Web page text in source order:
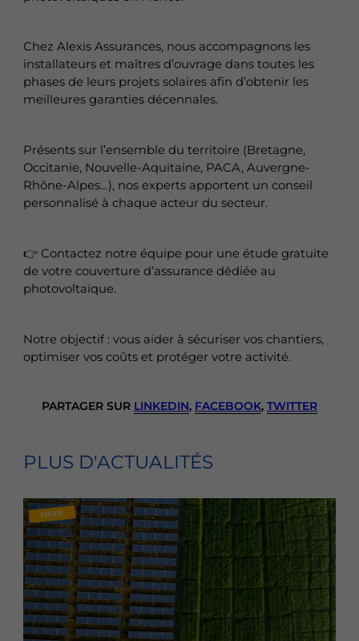
Chez Alexis Assurances, nous accompagnons les
installateurs et maîtres d’ouvrage dans toutes les
phases de leurs projets solaires afin d’obtenir les
meilleures garanties décennales.
Présents sur l’ensemble du territoire (Bretagne,
Occitanie, Nouvelle-Aquitaine, PACA, Auvergne-
Rhône-Alpes…), nos experts apportent un conseil
personnalisé à chaque acteur du secteur.
👉 Contactez notre équipe pour une étude gratuite
de votre couverture d’assurance dédiée au
photovoltaïque.
Notre objectif : vous aider à sécuriser vos chantiers,
optimiser vos coûts et protéger votre activité.
PARTAGER SUR LINKEDIN, FACEBOOK, TWITTER
PLUS D'ACTUALITÉS